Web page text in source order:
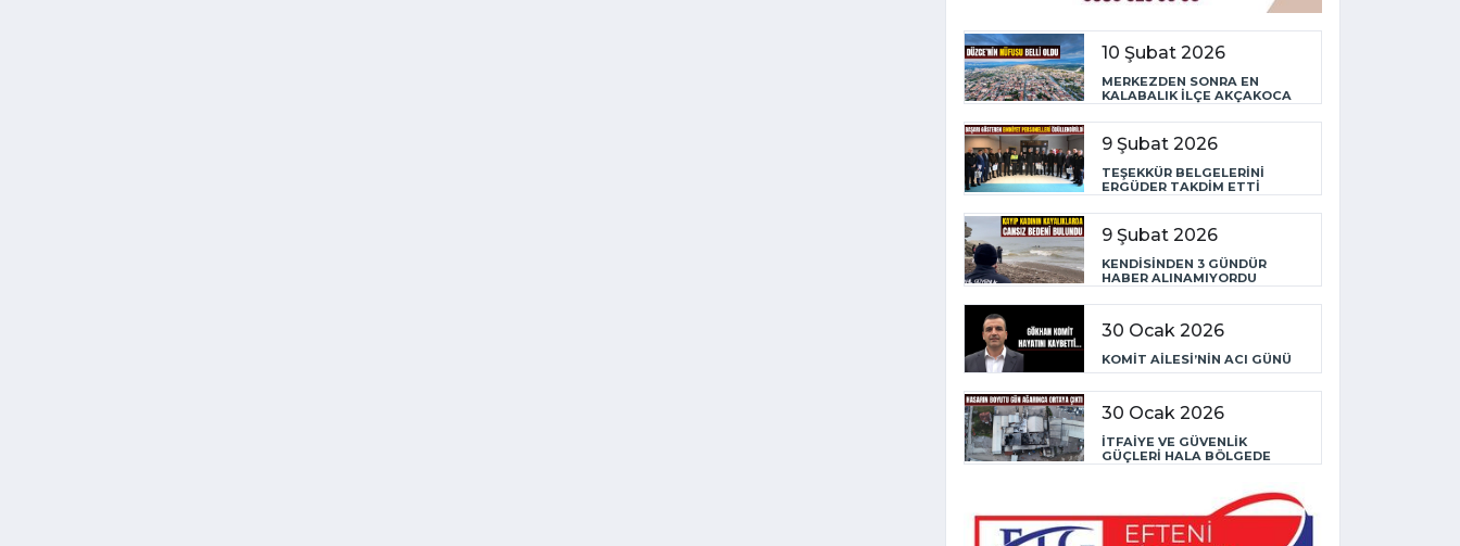
10 Şubat 2026
MERKEZDEN SONRA EN
KALABALIK İLÇE AKÇAKOCA
9 Şubat 2026
TEŞEKKÜR BELGELERİNİ
ERGÜDER TAKDİM ETTİ
9 Şubat 2026
KENDİSİNDEN 3 GÜNDÜR
HABER ALINAMIYORDU
30 Ocak 2026
KOMİT AİLESİ’NİN ACI GÜNÜ
30 Ocak 2026
İTFAİYE VE GÜVENLİK
GÜÇLERİ HALA BÖLGEDE